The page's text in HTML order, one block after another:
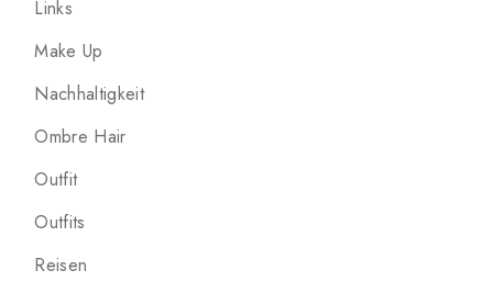
Links
Make Up
Nachhaltigkeit
Ombre Hair
Outfit
Outfits
Reisen